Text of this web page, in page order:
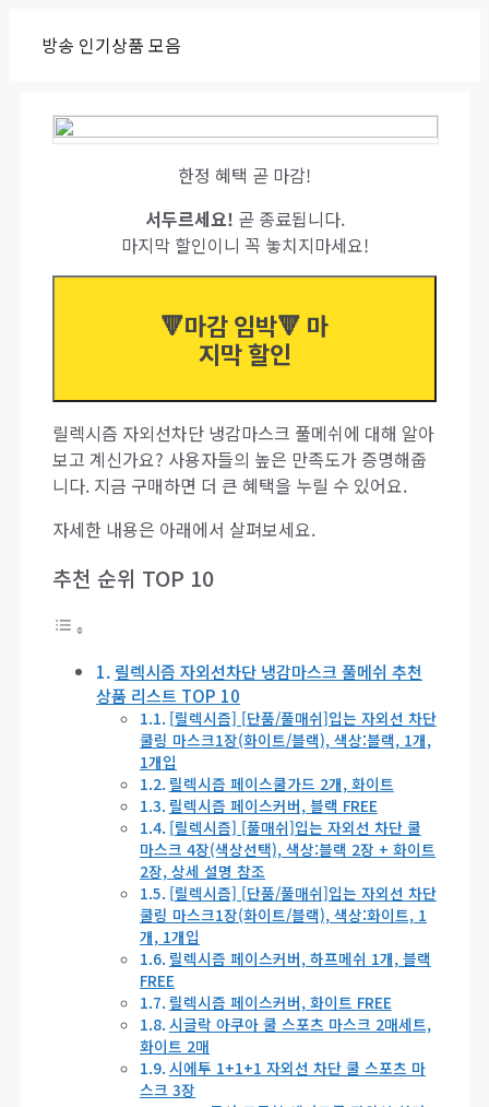
방송 인기상품 모음
한정 혜택 곧 마감!
서두르세요! 곧 종료됩니다.
마지막 할인이니 꼭 놓치지마세요!
🔻마감 임박🔻 마
지막 할인
릴렉시즘 자외선차단 냉감마스크 풀메쉬에 대해 알아
보고 계신가요? 사용자들의 높은 만족도가 증명해줍
니다. 지금 구매하면 더 큰 혜택을 누릴 수 있어요.
자세한 내용은 아래에서 살펴보세요.
추천 순위 TOP 10
릴렉시즘 자외선차단 냉감마스크 풀메쉬 추천
상품 리스트 TOP 10
[릴렉시즘] [단품/풀매쉬]입는 자외선 차단
쿨링 마스크1장(화이트/블랙), 색상:블랙, 1개,
1개입
릴렉시즘 페이스쿨가드 2개, 화이트
릴렉시즘 페이스커버, 블랙 FREE
[릴렉시즘] [풀매쉬]입는 자외선 차단 쿨
마스크 4장(색상선택), 색상:블랙 2장 + 화이트
2장, 상세 설명 참조
[릴렉시즘] [단품/풀매쉬]입는 자외선 차단
쿨링 마스크1장(화이트/블랙), 색상:화이트, 1
개, 1개입
릴렉시즘 페이스커버, 하프메쉬 1개, 블랙
FREE
릴렉시즘 페이스커버, 화이트 FREE
시글락 아쿠아 쿨 스포츠 마스크 2매세트,
화이트 2매
시에투 1+1+1 자외선 차단 쿨 스포츠 마
스크 3장